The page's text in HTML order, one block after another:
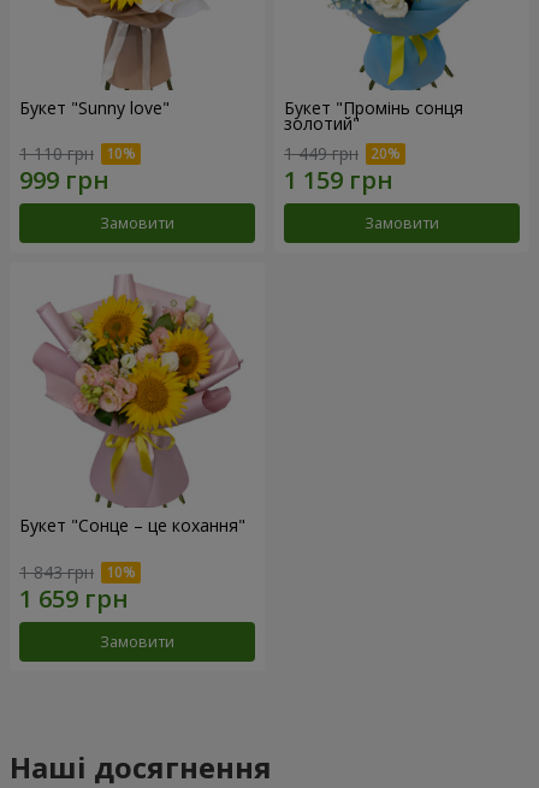
Букет "Sunny love"
1 110 грн
Замовити
Букет "Промінь сонця
золотий"
1 449 грн
Замовити
Букет "Сонце – це кохання"
1 843 грн
Замовити
Наші досягнення